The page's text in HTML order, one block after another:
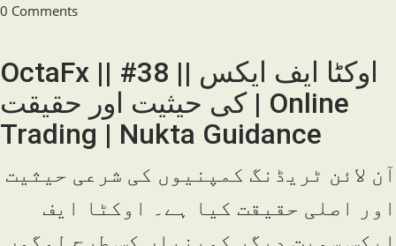
category:
Post
0 Comments
OctaFx || #38 || اوکٹا ایف ایکس
کی حیثیت اور حقیقت | Online
Trading | Nukta Guidance
آن لائن ٹریڈنگ کمپنیوں کی شرعی حیثیت
اور اصلی حقیقت کیا ہے۔ اوکٹا ایف